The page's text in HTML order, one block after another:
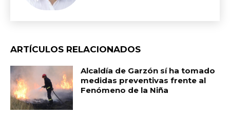
ARTÍCULOS RELACIONADOS
Alcaldía de Garzón sí ha tomado
medidas preventivas frente al
Fenómeno de la Niña